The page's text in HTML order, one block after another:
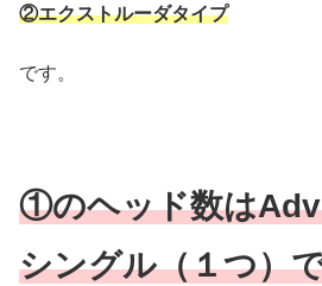
②エクストルーダタイプ
です。
①のヘッド数は
シングル（１つ）